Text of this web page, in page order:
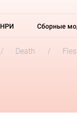
НРИ Сборные
Death